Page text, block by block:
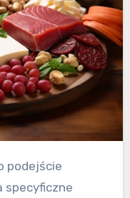
specyficzne